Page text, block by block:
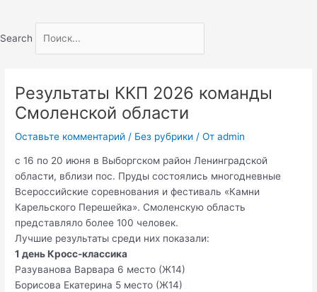
Search
Результаты ККП 2026 команды
Смоленской области
Оставьте комментарий / Без рубрики / Отadmin
с 16 по 20 июня в Выборгском район Ленинградской
области, вблизи пос. Пруды состоялись многодневные
Всероссийские соревнования и фестиваль «Камни
Карельского Перешейка». Смоленскую область
представляло более 100 человек.
Лучшие результаты среди них показали:
1 день Кросс-классика
Разуванова Варвара 6 место (Ж14)
Борисова Екатерина 5 место (Ж14)